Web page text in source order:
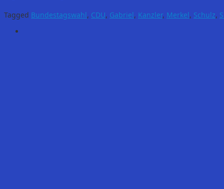
Tagged Bundestagswahl, CDU, Gabriel, Kanzler, Merkel, Schulz,